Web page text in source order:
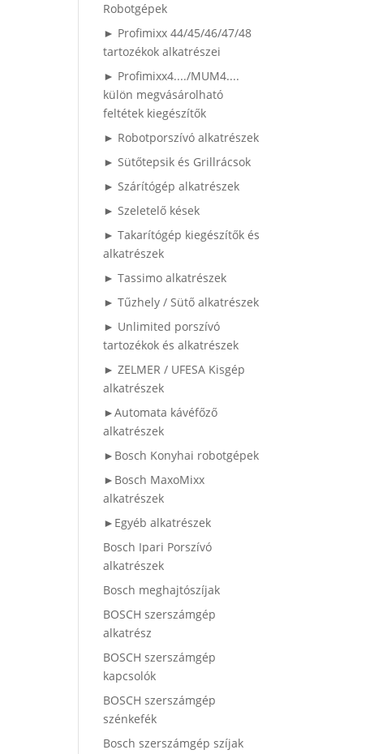
Robotgépek
► Profimixx 44/45/46/47/48
tartozékok alkatrészei
► Profimixx4..../MUM4....
külön megvásárolható
feltétek kiegészítők
► Robotporszívó alkatrészek
► Sütőtepsik és Grillrácsok
► Szárítógép alkatrészek
► Szeletelő kések
► Takarítógép kiegészítők és
alkatrészek
► Tassimo alkatrészek
► Tűzhely / Sütő alkatrészek
► Unlimited porszívó
tartozékok és alkatrészek
► ZELMER / UFESA Kisgép
alkatrészek
►Automata kávéfőző
alkatrészek
►Bosch Konyhai robotgépek
►Bosch MaxoMixx
alkatrészek
►Egyéb alkatrészek
Bosch Ipari Porszívó
alkatrészek
Bosch meghajtószíjak
BOSCH szerszámgép
alkatrész
BOSCH szerszámgép
kapcsolók
BOSCH szerszámgép
szénkefék
Bosch szerszámgép szíjak